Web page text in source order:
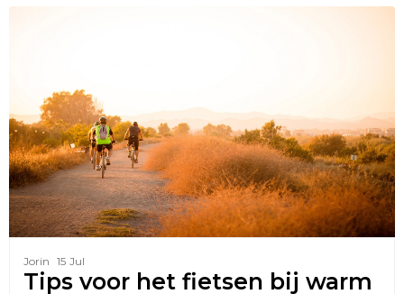
Jorin 15 Jul
Tips voor het fietsen bij warm